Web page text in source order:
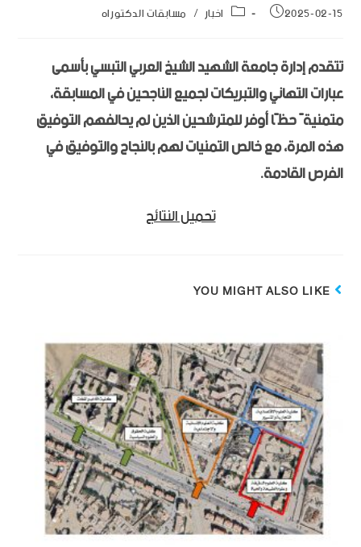
2025-02-15 اخبار / مسابقات الدكتوراه
تتقدم إدارة جامعة الشهيد الشيخ العربي التبسي بأسمى
عبارات التهاني والتبريكات لجميع الناجحين في المسابقة،
متمنيةً حظًا أوفر للمترشحين الذين لم يحالفهم التوفيق
هذه المرة، مع خالص التمنيات لهم بالنجاح والتوفيق في
الفرص القادمة.
تحميل النتائج
YOU MIGHT ALSO LIKE